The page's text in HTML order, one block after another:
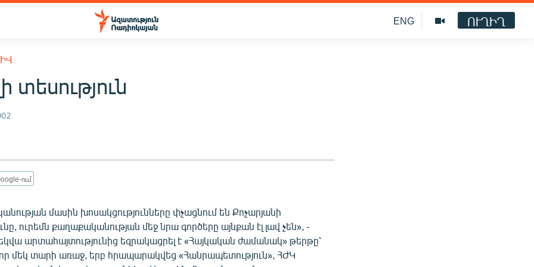
ENG ՈՒՂԻՂ
տեսություն
ում
մասին խոսակցությունները փչացնում են Քոչարյանի
ուրեմն քաղաքականության մեջ նրա գործերը այնքան էլ լավ չեն», -
արտահայտությունից եզրակացրել է «Հայկական ժամանակ» թերթը՝
որ մեկ տարի առաջ, երբ հրապարակվեց «Հանրապետություն», ՀԺԿ